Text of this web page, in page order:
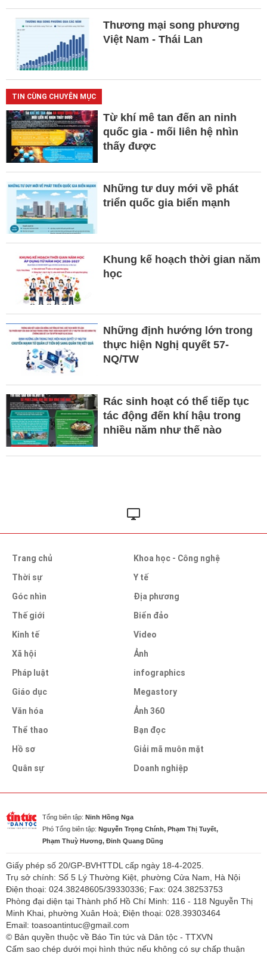
Thương mại song phương
Việt Nam - Thái Lan
TIN CÙNG CHUYÊN MỤC
Từ khí mê tan đến an ninh
quốc gia - mối liên hệ nhìn
thấy được
Những tư duy mới về phát
triển quốc gia biển mạnh
Khung kế hoạch thời gian năm
học
Những định hướng lớn trong
thực hiện Nghị quyết 57-
NQ/TW
Rác sinh hoạt có thể tiếp tục
tác động đến khí hậu trong
nhiều năm như thế nào
Trang chủ
Thời sự
Góc nhìn
Thế giới
Kinh tế
Xã hội
Pháp luật
Giáo dục
Văn hóa
Thể thao
Hồ sơ
Quân sự
Khoa học - Công nghệ
Y tế
Địa phương
Biển đảo
Video
Ảnh
infographics
Megastory
Ảnh 360
Bạn đọc
Giải mã muôn mặt
Doanh nghiệp
Tổng biên tập: Ninh Hồng Nga
Phó Tổng biên tập: Nguyễn Trọng Chính, Phạm Thị Tuyết,
Phạm Thuỳ Hương, Đinh Quang Dũng
Giấy phép số 20/GP-BVHTTDL cấp ngày 18-4-2025.
Trụ sở chính: Số 5 Lý Thường Kiệt, phường Cửa Nam, Hà Nội
Điện thoại: 024.38248605/39330336; Fax: 024.38253753
Phòng đại diện tại Thành phố Hồ Chí Minh: 116 - 118 Nguyễn Thị
Minh Khai, phường Xuân Hoà; Điện thoại: 028.39303464
Email: toasoantintuc@gmail.com
© Bản quyền thuộc về Báo Tin tức và Dân tộc - TTXVN
Cấm sao chép dưới mọi hình thức nếu không có sự chấp thuận